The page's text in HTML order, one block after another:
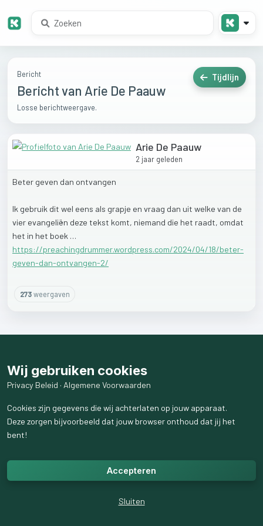
Bericht
Bericht van Arie De Paauw
Losse berichtweergave.
Tijdlijn
Arie De Paauw
2 jaar geleden
Beter geven dan ontvangen
Ik gebruik dit wel eens als grapje en vraag dan uit welke van de
vier evangeliën deze tekst komt, niemand die het raadt, omdat
het in het boek …
https://preachingdrummer.wordpress.com/2024/04/18/beter-
geven-dan-ontvangen-2/
273weergaven
Wij gebruiken cookies
Privacy Beleid · Algemene Voorwaarden
Cookies zijn gegevens die wij achterlaten op jouw apparaat.
Deze zorgen bijvoorbeeld dat jouw browser onthoud dat jij het
bent!
Accepteren
Sluiten